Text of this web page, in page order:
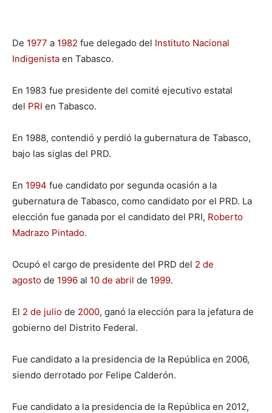
De 1977 a 1982 fue delegado del Instituto Nacional
Indigenista en Tabasco.
En 1983 fue presidente del comité ejecutivo estatal
del PRI en Tabasco.
En 1988, contendió y perdió la gubernatura de Tabasco,
bajo las siglas del PRD.
En 1994 fue candidato por segunda ocasión a la
gubernatura de Tabasco, como candidato por el PRD. La
elección fue ganada por el candidato del PRI, Roberto
Madrazo Pintado.
Ocupó el cargo de presidente del PRD del 2 de
agosto de 1996 al 10 de abril de 1999.
El 2 de julio de 2000, ganó la elección para la jefatura de
gobierno del Distrito Federal.
Fue candidato a la presidencia de la República en 2006,
siendo derrotado por Felipe Calderón.
Fue candidato a la presidencia de la República en 2012,